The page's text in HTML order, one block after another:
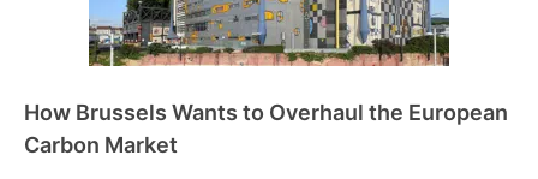
How Brussels Wants to Overhaul the European
Carbon Market